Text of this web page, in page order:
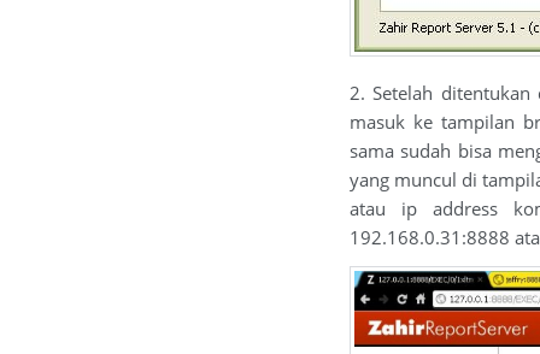
2. Setelah
masuk ke tampilan
sama sudah bisa
yang muncul di
atau ip address
192.168.0.31:8888